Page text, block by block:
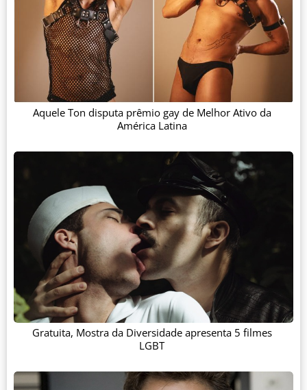
Aquele Ton disputa prêmio gay de Melhor Ativo da
América Latina
Gratuita, Mostra da Diversidade apresenta 5 filmes
LGBT